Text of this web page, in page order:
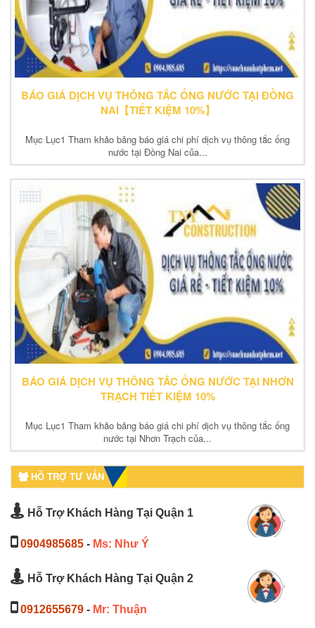
BÁO GIÁ DỊCH VỤ THÔNG TẮC ỐNG NƯỚC TẠI ĐỒNG
NAI【TIẾT KIỆM 10%】
Mục Lục1 Tham khảo bảng báo giá chi phí dịch vụ thông tắc ống
nước tại Đồng Nai của...
BÁO GIÁ DỊCH VỤ THÔNG TẮC ỐNG NƯỚC TẠI NHƠN
TRẠCH TIẾT KIỆM 10%
Mục Lục1 Tham khảo bảng báo giá chi phí dịch vụ thông tắc ống
nước tại Nhơn Trạch của...
HỖ TRỢ TƯ VẤN
Hỗ Trợ Khách Hàng Tại Quận 1
0904985685 - Ms: Như Ý
Hỗ Trợ Khách Hàng Tại Quận 2
0912655679 - Mr: Thuận